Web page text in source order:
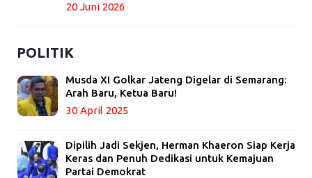
20 Juni 2026
POLITIK
Musda XI Golkar Jateng Digelar di Semarang:
Arah Baru, Ketua Baru!
30 April 2025
Dipilih Jadi Sekjen, Herman Khaeron Siap Kerja
Keras dan Penuh Dedikasi untuk Kemajuan
Partai Demokrat